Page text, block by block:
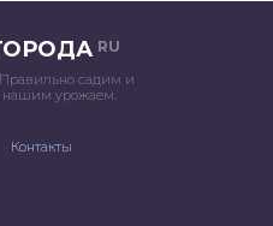
RU
Правильно садим и
нашим урожаем.
Контакты